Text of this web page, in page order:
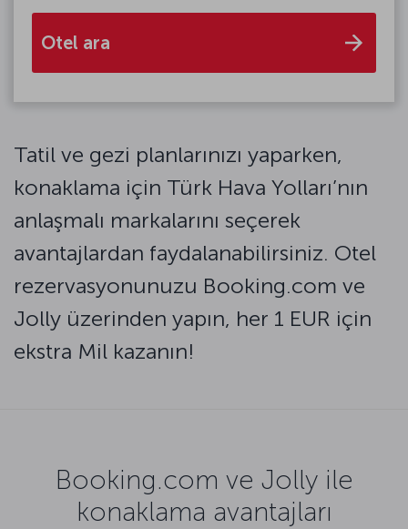
Otel ara
Tatil ve gezi planlarınızı yaparken,
konaklama için Türk Hava Yolları’nın
anlaşmalı markalarını seçerek
avantajlardan faydalanabilirsiniz. Otel
rezervasyonunuzu Booking.com ve
Jolly üzerinden yapın, her 1 EUR için
ekstra Mil kazanın!
Booking.com ve Jolly ile
konaklama avantajları